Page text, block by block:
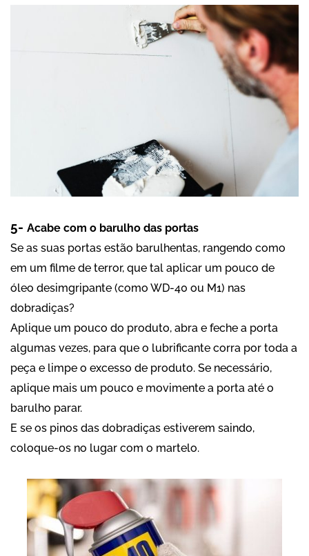
5- Acabe com o barulho das portas
Se as suas portas estão barulhentas, rangendo como
em um filme de terror, que tal aplicar um pouco de
óleo desimgripante (como WD-40 ou M1) nas
dobradiças?
Aplique um pouco do produto, abra e feche a porta
algumas vezes, para que o lubrificante corra por toda a
peça e limpe o excesso de produto. Se necessário,
aplique mais um pouco e movimente a porta até o
barulho parar.
E se os pinos das dobradiças estiverem saindo,
coloque-os no lugar com o martelo.